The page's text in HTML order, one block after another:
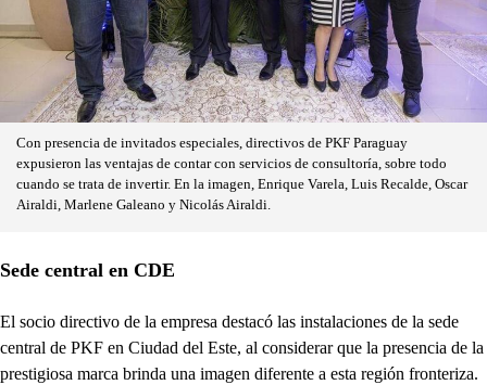
Con presencia de invitados especiales, directivos de PKF Paraguay
expusieron las ventajas de contar con servicios de consultoría, sobre todo
cuando se trata de invertir. En la imagen, Enrique Varela, Luis Recalde, Oscar
Airaldi, Marlene Galeano y Nicolás Airaldi.
Sede central en CDE
El socio directivo de la empresa destacó las instalaciones de la sede
central de PKF en Ciudad del Este, al considerar que la presencia de la
prestigiosa marca brinda una imagen diferente a esta región fronteriza.